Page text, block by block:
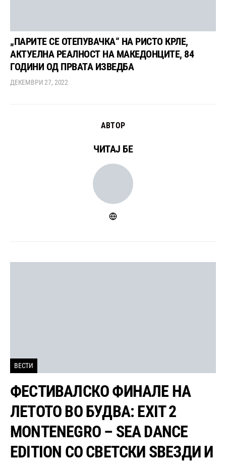
„ПАРИТЕ СЕ ОТЕПУВАЧКА“ НА РИСТО КРЛЕ,
АКТУЕЛНА РЕАЛНОСТ НА МАКЕДОНЦИТЕ, 84
ГОДИНИ ОД ПРВАТА ИЗВЕДБА
ДЕКЕМВРИ 27, 2022
АВТОР
ЧИТАЈ БЕ
ВЕСТИ
ФЕСТИВАЛСКО ФИНАЛЕ НА
ЛЕТОТО ВО БУДВА: EXIT 2
MONTENEGRO – SEA DANCE
EDITION СО СВЕТСКИ ЅВЕЗДИ И